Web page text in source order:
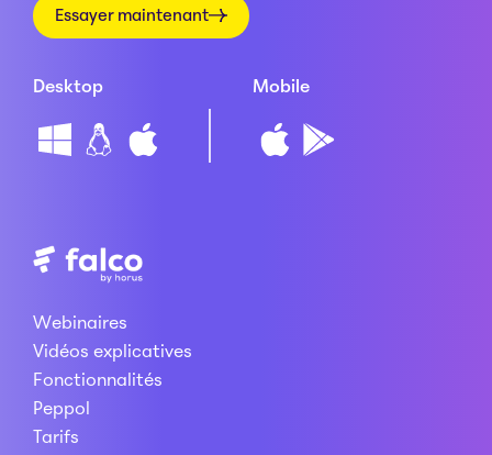
Essayer maintenant
Desktop Mobile
Webinaires
Vidéos explicatives
Fonctionnalités
Peppol
Tarifs